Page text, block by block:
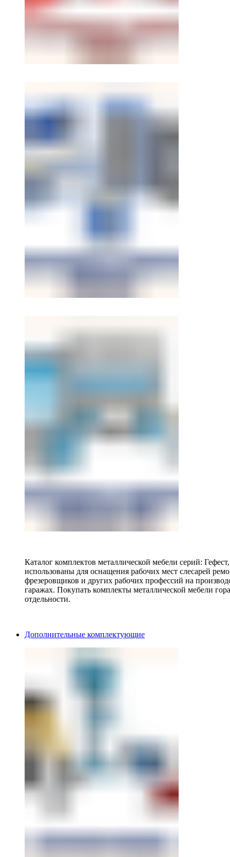
Каталог комплектов металлической мебели серий:
использованы для оснащения рабочих мест слесарей
фрезеровщиков и других рабочих профессий на
гаражах. Покупать комплекты металлической мебели
отдельности.
Дополнительные комплектующие